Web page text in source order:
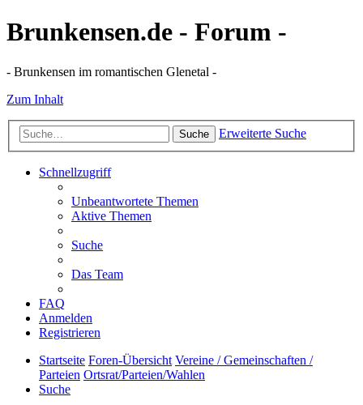
Brunkensen.de - Forum -
- Brunkensen im romantischen Glenetal -
Zum Inhalt
Suche Erweiterte Suche
Schnellzugriff
Unbeantwortete Themen
Aktive Themen
Suche
Das Team
FAQ
Anmelden
Registrieren
Startseite Foren-Übersicht Vereine / Gemeinschaften /
Parteien Ortsrat/Parteien/Wahlen
Suche